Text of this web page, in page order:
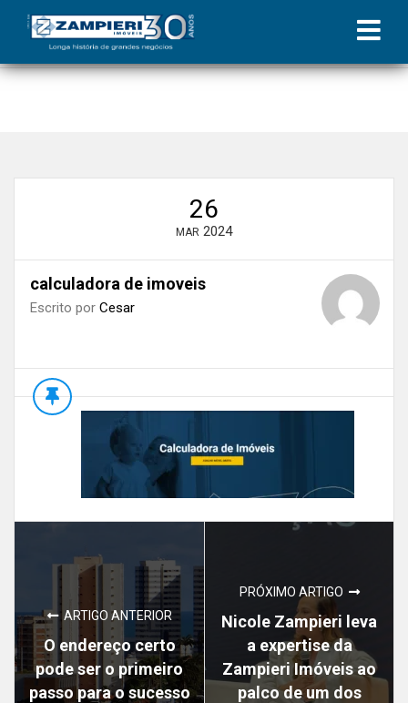
Início»Blog»Descubra o valor real do seu imóvel: dicas para
calcular com precisão»calculadora de imoveis
26
MAR 2024
calculadora de imoveis
Escrito por Cesar
ARTIGO ANTERIOR
O endereço certo
pode ser o primeiro
passo para o sucesso
PRÓXIMO ARTIGO
Nicole Zampieri leva
a expertise da
Zampieri Imóveis ao
palco de um dos